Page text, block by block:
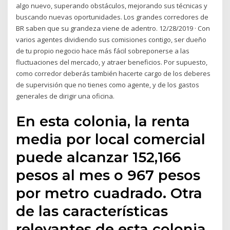
algo nuevo, superando obstáculos, mejorando sus técnicas y
buscando nuevas oportunidades. Los grandes corredores de
BR saben que su grandeza viene de adentro. 12/28/2019 · Con
varios agentes dividiendo sus comisiones contigo, ser dueño
de tu propio negocio hace más fácil sobreponerse a las
fluctuaciones del mercado, y atraer beneficios. Por supuesto,
como corredor deberás también hacerte cargo de los deberes
de supervisión que no tienes como agente, y de los gastos
generales de dirigir una oficina.
En esta colonia, la renta
media por local comercial
puede alcanzar 152,166
pesos al mes o 967 pesos
por metro cuadrado. Otra
de las características